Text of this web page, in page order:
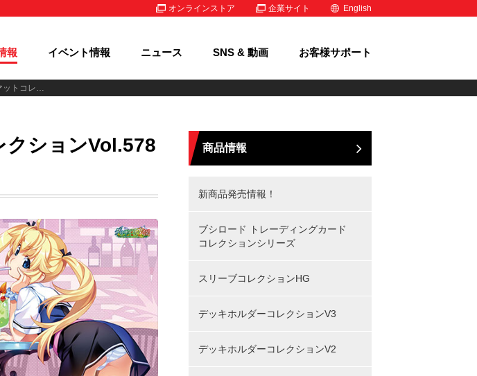
オンラインストア 企業サイト English
報 イベント情報 ニュース SNS & 動画 お客様サポート
第152弾 ブシロード ラバーマットコレクションVol.578～580
クションVol.578
商品情報
新商品発売情報！
ブシロード トレーディングカード
コレクションシリーズ
スリーブコレクションHG
デッキホルダーコレクションV3
デッキホルダーコレクションV2